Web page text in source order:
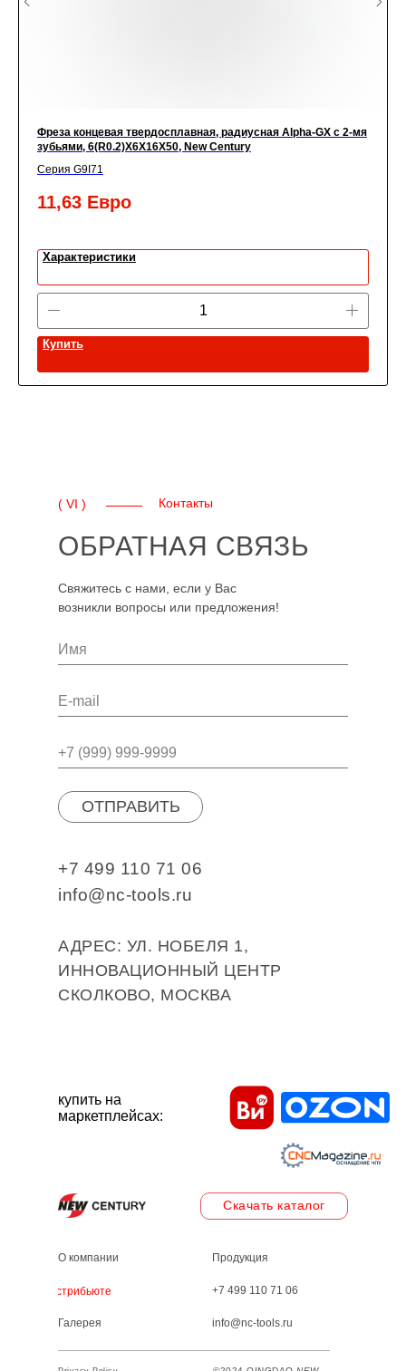
Фреза концевая твердосплавная, радиусная Alpha-GX c 2-мя
зубьями, 6(R0.2)X6X16X50, New Century
Серия G9I71
11,63 Евро
Характеристики
Купить
ОБРАТНАЯ СВЯЗЬ
Свяжитесь с нами, если у Вас
возникли вопросы или предложения!
+7 499 110 71 06
info@nc-tools.ru
АДРЕС: УЛ. НОБЕЛЯ 1,
ИННОВАЦИОННЫЙ ЦЕНТР
СКОЛКОВО, МОСКВА
ОТПРАВИТЬ
( VI ) Контакты
+7 499 110 71 06
info@nc-tools.ru
Скачать каталог
О компании Продукция
Галерея
Дистрибьютеры
купить на
маркетплейсах: